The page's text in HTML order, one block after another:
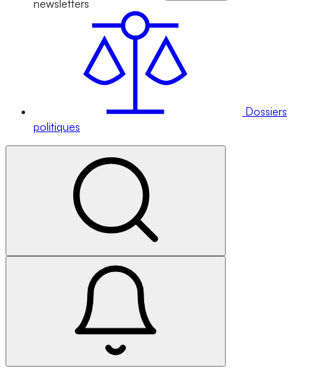
newsletters
Dossiers
politiques